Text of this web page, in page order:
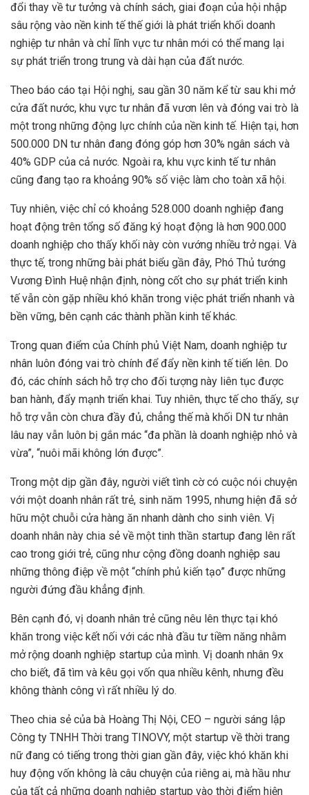
đổi thay về tư tưởng và chính sách, giai đoạn của hội nhập
sâu rộng vào nền kinh tế thế giới là phát triển khối doanh
nghiệp tư nhân và chỉ lĩnh vực tư nhân mới có thể mang lại
sự phát triển trong trung và dài hạn của đất nước.
Theo báo cáo tại Hội nghị, sau gần 30 năm kể từ sau khi mở
cửa đất nước, khu vực tư nhân đã vươn lên và đóng vai trò là
một trong những động lực chính của nền kinh tế. Hiện tại, hơn
500.000 DN tư nhân đang đóng góp hơn 30% ngân sách và
40% GDP của cả nước. Ngoài ra, khu vực kinh tế tư nhân
cũng đang tạo ra khoảng 90% số việc làm cho toàn xã hội.
Tuy nhiên, việc chỉ có khoảng 528.000 doanh nghiệp đang
hoạt động trên tổng số đăng ký hoạt động là hơn 900.000
doanh nghiệp cho thấy khối này còn vướng nhiều trở ngại. Và
thực tế, trong những bài phát biểu gần đây, Phó Thủ tướng
Vương Đình Huệ nhận định, nòng cốt cho sự phát triển kinh
tế vẫn còn gặp nhiều khó khăn trong việc phát triển nhanh và
bền vững, bên cạnh các thành phần kinh tế khác.
Trong quan điểm của Chính phủ Việt Nam, doanh nghiệp tư
nhân luôn đóng vai trò chính để đẩy nền kinh tế tiến lên. Do
đó, các chính sách hỗ trợ cho đối tượng này liên tục được
ban hành, đẩy mạnh triển khai. Tuy nhiên, thực tế cho thấy, sự
hỗ trợ vẫn còn chưa đầy đủ, chẳng thế mà khối DN tư nhân
lâu nay vẫn luôn bị gắn mác “đa phần là doanh nghiệp nhỏ và
vừa”, “nuôi mãi không lớn được”.
Trong một dịp gần đây, người viết tình cờ có cuộc nói chuyện
với một doanh nhân rất trẻ, sinh năm 1995, nhưng hiện đã sở
hữu một chuỗi cửa hàng ăn nhanh dành cho sinh viên. Vị
doanh nhân này chia sẻ về một tinh thần startup đang lên rất
cao trong giới trẻ, cũng như cộng đồng doanh nghiệp sau
những thông điệp về một “chính phủ kiến tạo” được những
người đứng đầu khẳng định.
Bên cạnh đó, vị doanh nhân trẻ cũng nêu lên thực tại khó
khăn trong việc kết nối với các nhà đầu tư tiềm năng nhằm
mở rộng doanh nghiệp startup của mình. Vị doanh nhân 9x
cho biết, đã tìm và kêu gọi vốn qua nhiều kênh, nhưng đều
không thành công vì rất nhiều lý do.
Theo chia sẻ của bà Hoàng Thị Nội, CEO – người sáng lập
Công ty TNHH Thời trang TINOVY, một startup về thời trang
nữ đang có tiếng trong thời gian gần đây, việc khó khăn khi
huy động vốn không là câu chuyện của riêng ai, mà hầu như
của tất cả những doanh nghiệp startup vào thời điểm hiện